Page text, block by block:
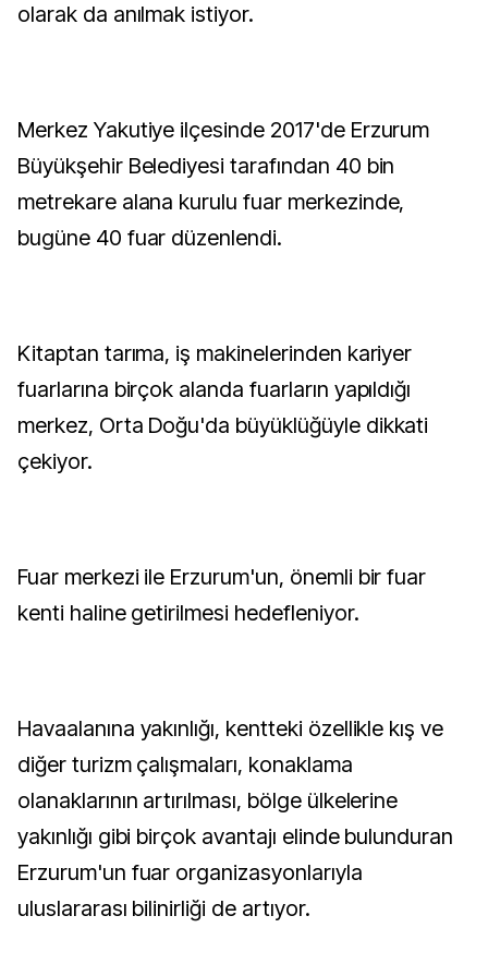
olarak da anılmak istiyor.
Merkez Yakutiye ilçesinde 2017'de Erzurum
Büyükşehir Belediyesi tarafından 40 bin
metrekare alana kurulu fuar merkezinde,
bugüne 40 fuar düzenlendi.
Kitaptan tarıma, iş makinelerinden kariyer
fuarlarına birçok alanda fuarların yapıldığı
merkez, Orta Doğu'da büyüklüğüyle dikkati
çekiyor.
Fuar merkezi ile Erzurum'un, önemli bir fuar
kenti haline getirilmesi hedefleniyor.
Havaalanına yakınlığı, kentteki özellikle kış ve
diğer turizm çalışmaları, konaklama
olanaklarının artırılması, bölge ülkelerine
yakınlığı gibi birçok avantajı elinde bulunduran
Erzurum'un fuar organizasyonlarıyla
uluslararası bilinirliği de artıyor.